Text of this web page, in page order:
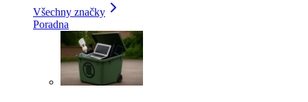
Všechny značky
Poradna